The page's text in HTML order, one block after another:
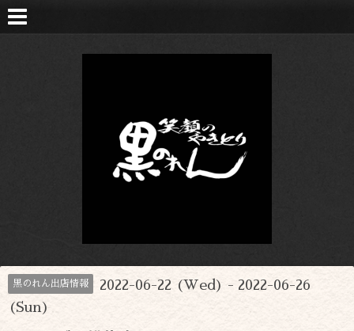
黒のれん出店情報
2022-06-22 (Wed) - 2022-06-26
(Sun)